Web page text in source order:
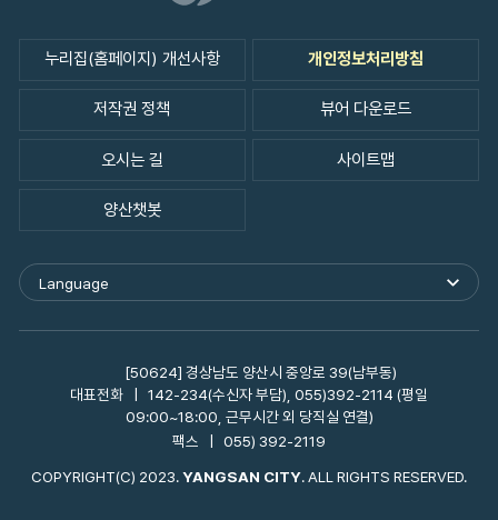
누리집(홈페이지) 개선사항 개인정보처리방침
저작권 정책 뷰어 다운로드
오시는 길 사이트맵
양산챗봇
Language
외
어
열
[50624] 경상남도 양산시 중앙로 39(남부동)
대표전화
142-234(수신자 부담), 055)392-2114 (평일
09:00~18:00, 근무시간 외 당직실 연결)
팩스
055) 392-2119
COPYRIGHT(C) 2023.YANGSAN CITY. ALL RIGHTS RESERVED.